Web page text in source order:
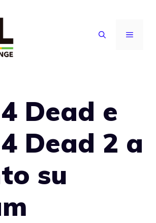
MENU
Dead e
Dead 2 a
su